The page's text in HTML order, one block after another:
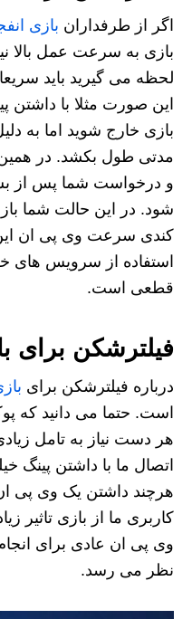
اگر از طرفداران بازی
بازی به سرعت عمل بالا
لحظه می گیرید باید
این صورت مثلا با داشتن
بازی خارج شوید اما به
مدتی طول بکشد. در
و درخواست شما پس از
شود. در این حالت شما
کندی سرعت وی پی ان این
استفاده از سرویس
قطعی است.
فیلترشکن برای
درباره فیلترشکن برای
است. حتما می دانید که
هر دست نیاز به تامل
اتصال ما با داشتن پینگ
هرچند داشتن یک وی پی
کاربری ما از بازی تاثیر
وی پی ان عادی برای
نظر می رسد.